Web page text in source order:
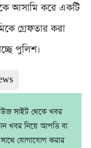
আসামি করে একটি
গ্রেফতার করা
পুলিশ।
সাইট থেকে খবর
খবর নিয়ে আপত্তি বা
যোগাযোগ করার